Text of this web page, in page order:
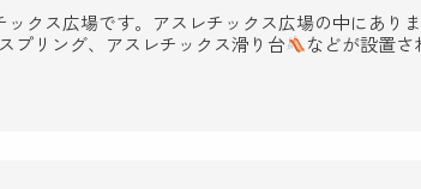
クス広場です。アスレチックス広場の中にあり
プリング、アスレチックス滑り台
などが設置